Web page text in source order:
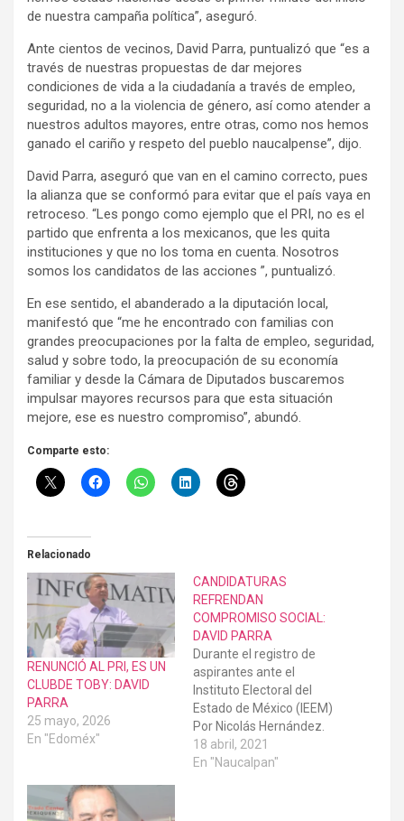
de nuestra campaña política”, aseguró.
Ante cientos de vecinos, David Parra, puntualizó que “es a
través de nuestras propuestas de dar mejores
condiciones de vida a la ciudadanía a través de empleo,
seguridad, no a la violencia de género, así como atender a
nuestros adultos mayores, entre otras, como nos hemos
ganado el cariño y respeto del pueblo naucalpense”, dijo.
David Parra, aseguró que van en el camino correcto, pues
la alianza que se conformó para evitar que el país vaya en
retroceso. “Les pongo como ejemplo que el PRI, no es el
partido que enfrenta a los mexicanos, que les quita
instituciones y que no los toma en cuenta. Nosotros
somos los candidatos de las acciones ”, puntualizó.
En ese sentido, el abanderado a la diputación local,
manifestó que “me he encontrado con familias con
grandes preocupaciones por la falta de empleo, seguridad,
salud y sobre todo, la preocupación de su economía
familiar y desde la Cámara de Diputados buscaremos
impulsar mayores recursos para que esta situación
mejore, ese es nuestro compromiso”, abundó.
Comparte esto:
Relacionado
RENUNCIÓ AL PRI, ES UN
CLUBDE TOBY: DAVID
PARRA
25 mayo, 2026
En "Edoméx"
CANDIDATURAS
REFRENDAN
COMPROMISO SOCIAL:
DAVID PARRA
Durante el registro de
aspirantes ante el
Instituto Electoral del
Estado de México (IEEM)
Por Nicolás Hernández.
Valle de México.-. En el
Revolucionario
18 abril, 2021
En "Naucalpan"